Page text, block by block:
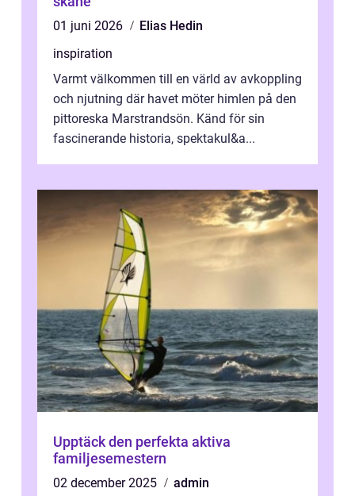
01 juni 2026
Elias Hedin
inspiration
Varmt välkommen till en värld av avkoppling
och njutning där havet möter himlen på den
pittoreska Marstrandsön. Känd för sin
fascinerande historia, spektakul&a...
Upptäck den perfekta aktiva
familjesemestern
02 december 2025
admin